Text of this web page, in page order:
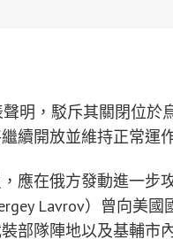
明，駁斥其關閉位於
續開放並維持正常運
應在俄方發動進一步
Lavrov）曾向美國
部隊陣地以及基輔市